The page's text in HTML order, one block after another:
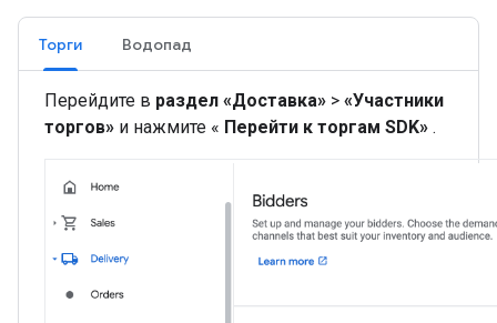
Торги Водопад
Перейдите в раздел «Доставка» > «Участники
торгов» и нажмите « Перейти к торгам SDK» .